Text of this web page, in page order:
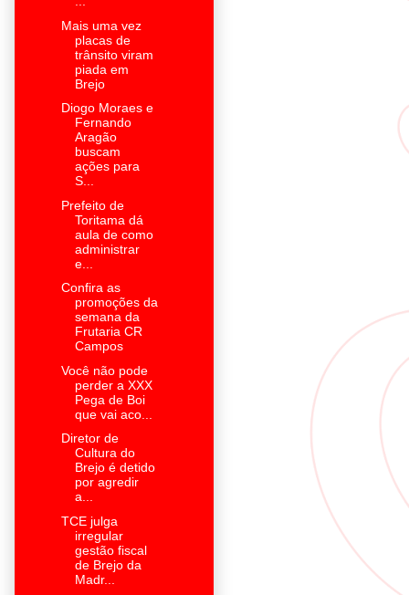
Mais uma vez
placas de
trânsito viram
piada em
Brejo
Diogo Moraes e
Fernando
Aragão
buscam
ações para
S...
Prefeito de
Toritama dá
aula de como
administrar
e...
Confira as
promoções da
semana da
Frutaria CR
Campos
Você não pode
perder a XXX
Pega de Boi
que vai aco...
Diretor de
Cultura do
Brejo é detido
por agredir
a...
TCE julga
irregular
gestão fiscal
de Brejo da
Madr...